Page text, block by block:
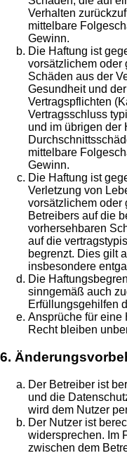
Verhalten
mittelbare
Gewinn.
Die Haftung ist
vorsätzlichem oder
Schäden aus der
Gesundheit und
Vertragspflichten
Vertragsschluss
und im übrigen der
mittelbare
Gewinn.
Die Haftung ist
Verletzung von
vorsätzlichem oder
Betreibers auf die
vorhersehbaren
auf die
begrenzt. Dies gilt
insbesondere
Die
sinngemäß auch
Erfüllungsgehilfen
Ansprüche für eine
Recht bleiben
6.
Der Betreiber ist
und die
wird dem Nutzer
Der Nutzer ist
widersprechen. Im
zwischen dem